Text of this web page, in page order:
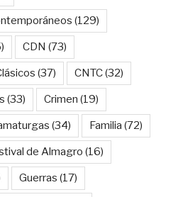
(129)
CDN (73)
(37) CNTC(32)
(33) Crimen (19)
(34) Familia (72)
de Almagro (16)
Guerras (17)